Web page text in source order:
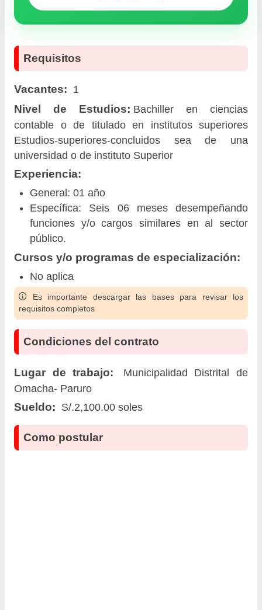
Requisitos
Vacantes: 1
Nivel de Estudios: Bachiller en ciencias
contable o de titulado en institutos superiores
Estudios-superiores-concluidos sea de una
universidad o de instituto Superior
Experiencia:
General: 01 año
Específica: Seis 06 meses desempeñando
funciones y/o cargos similares en al sector
público.
Cursos y/o programas de especialización:
No aplica
Es importante descargar las bases para revisar los
requisitos completos
Condiciones del contrato
Lugar de trabajo:
Municipalidad Distrital de
Omacha- Paruro
Sueldo: S/.2,100.00 soles
Como postular